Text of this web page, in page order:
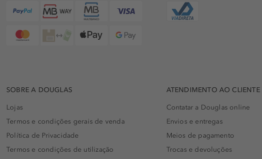
SOBRE A DOUGLAS
Lojas
Termos e condições gerais de venda
Política de Privacidade
Termos e condições de utilização
ATENDIMENTO AO CLIENTE
Contatar a Douglas online
Envios e entregas
Meios de pagamento
Trocas e devoluções